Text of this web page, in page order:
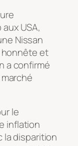
USA,
Nissan
honnête et
a confirmé
le
inflation
la disparition